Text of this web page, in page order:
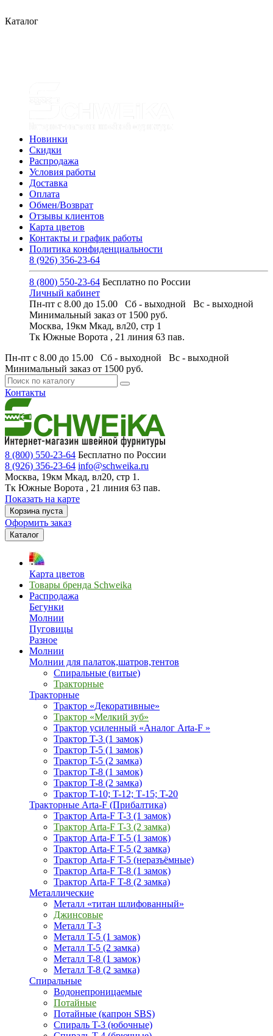
Каталог
Новинки
Скидки
Распродажа
Условия работы
Доставка
Оплата
Обмен/Возврат
Отзывы клиентов
Карта цветов
Контакты и график работы
Политика конфиденциальности
8 (926) 356-23-64
8 (800) 550-23-64 Бесплатно по России
Личный кабинет
Пн-пт с 8.00 до 15.00 Сб - выходной Вс - выходной
Минимальный заказ от 1500 руб.
Москва, 19км Мкад, вл20, стр 1
Тк Южные Ворота , 21 линия 63 пав.
Пн-пт с 8.00 до 15.00 Сб - выходной Вс - выходной
Минимальный заказ от 1500 руб.
Контакты
8 (800) 550-23-64 Бесплатно по России
8 (926) 356-23-64 info@schweika.ru
Москва, 19км Мкад, вл20, стр 1.
Тк Южные Ворота , 21 линия 63 пав.
Показать на карте
Корзина пуста
Оформить заказ
Каталог
Карта цветов
Товары бренда Schweika
Распродажа
Бегунки
Молнии
Пуговицы
Разное
Молнии
Молнии для палаток,шатров,тентов
Спиральные (витые)
Тракторные
Тракторные
Трактор «Декоративные»
Трактор «Мелкий зуб»
Трактор усиленный «Аналог Arta-F »
Трактор T-3 (1 замок)
Трактор T-5 (1 замок)
Трактор T-5 (2 замка)
Трактор T-8 (1 замок)
Трактор T-8 (2 замка)
Трактор T-10; T-12; Т-15; T-20
Тракторные Arta-F (Прибалтика)
Трактор Arta-F T-3 (1 замок)
Трактор Arta-F T-3 (2 замка)
Трактор Arta-F T-5 (1 замок)
Трактор Arta-F T-5 (2 замка)
Трактор Arta-F T-5 (неразъёмные)
Трактор Arta-F T-8 (1 замок)
Трактор Arta-F T-8 (2 замка)
Металлические
Металл «титан шлифованный»
Джинсовые
Металл Т-3
Металл T-5 (1 замок)
Металл T-5 (2 замка)
Металл T-8 (1 замок)
Металл T-8 (2 замка)
Спиральные
Водонепроницаемые
Потайные
Потайные (капрон SBS)
Спираль T-3 (юбочные)